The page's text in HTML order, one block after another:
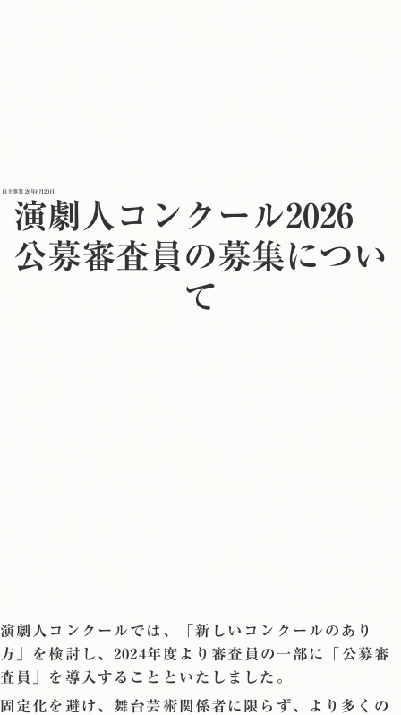
自主事業 26年6月20日
演劇人コンクール2026
公募審査員の募集につい
て
演劇人コンクールでは、「新しいコンクールのあり
方」を検討し、2024年度より審査員の一部に「公募審
査員」を導入することといたしました。
固定化を避け、舞台芸術関係者に限らず、より多くの